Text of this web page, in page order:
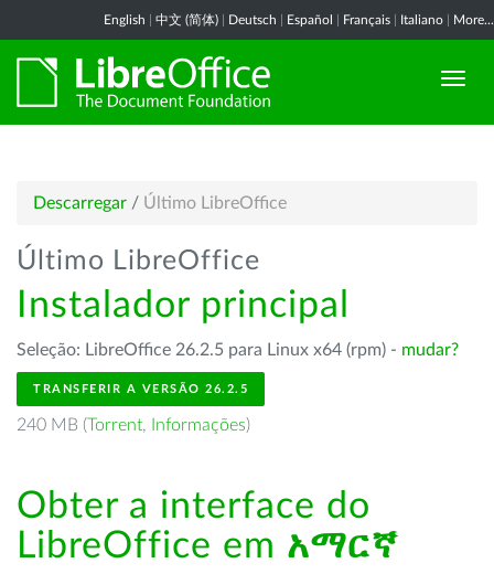
English 中文 (简体) Deutsch Español Français Italiano More...
Descarregar / Último LibreOffice
Último LibreOffice
Instalador principal
Seleção: LibreOffice 26.2.5 para Linux x64 (rpm) - mudar?
TRANSFERIR A VERSÃO 26.2.5
240 MB (Torrent, Informações)
Obter a interface do
LibreOffice em አማርኛ